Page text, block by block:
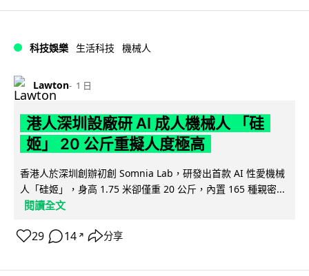
科技娛樂 生活科技 機械人
Lawton 1 日
港人深圳設廠研 AI 成人機械人 「硅
姬」 20 公斤重擬人度極高
香港人於深圳創辦初創 Somnia Lab，研發出首款 AI 性愛機械
人「硅姬」，身高 1.75 米卻僅重 20 公斤，內置 165 種親密...
閱讀全文
29 14 ↗ 分享